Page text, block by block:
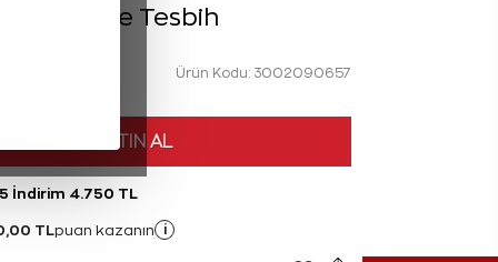
Jade Tesbih
Ürün Kodu: 3002090657
HEMEN SATIN AL
İndirim 4.750 TL
TL puan kazanın i